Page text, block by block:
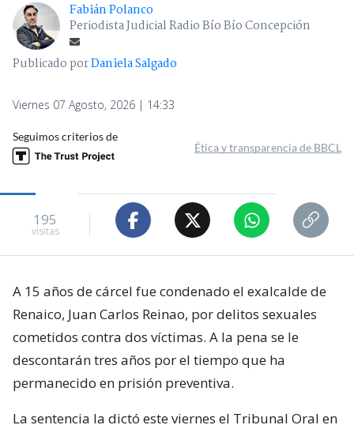
Fabián Polanco
Periodista Judicial Radio Bío Bío Concepción
Publicado porDaniela Salgado
Viernes 07 Agosto, 2026 | 14:33
Seguimos criterios de
Ética y transparencia de BBCL
195
visitas
A 15 años de cárcel fue condenado el exalcalde de
Renaico, Juan Carlos Reinao, por delitos sexuales
cometidos contra dos víctimas. A la pena se le
descontarán tres años por el tiempo que ha
permanecido en prisión preventiva.
La sentencia la dictó este viernes el Tribunal Oral en